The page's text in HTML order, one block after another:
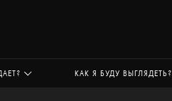
КАК Я БУДУ ВЫГЛЯДЕТЬ?